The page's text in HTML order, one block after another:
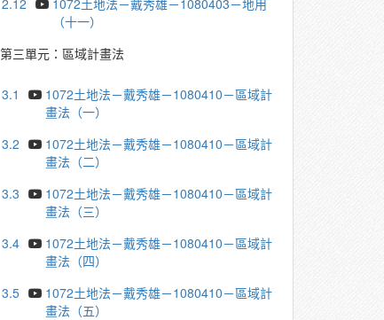
2.12
1072土地法－戴秀雄－1080403－地用
（十一）
第三單元：區域計畫法
3.1
1072土地法－戴秀雄－1080410－區域計
畫法（一）
3.2
1072土地法－戴秀雄－1080410－區域計
畫法（二）
3.3
1072土地法－戴秀雄－1080410－區域計
畫法（三）
3.4
1072土地法－戴秀雄－1080410－區域計
畫法（四）
3.5
1072土地法－戴秀雄－1080410－區域計
畫法（五）